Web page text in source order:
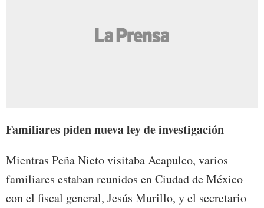
Familiares piden nueva ley de investigación
Mientras Peña Nieto visitaba Acapulco, varios
familiares estaban reunidos en Ciudad de México
con el fiscal general, Jesús Murillo, y el secretario